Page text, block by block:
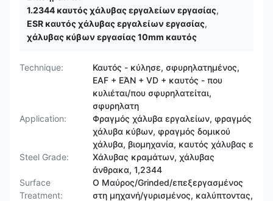
1.2344 καυτός χάλυβας εργαλείων εργασίας,
ESR καυτός χάλυβας εργαλείων εργασίας,
χάλυβας κύβων εργασίας 10mm καυτός
Technique:
Καυτός - κύλησε, σφυρηλατημένος,
EAF + ΕΆΝ + VD + καυτός - που
κυλιέται/που σφυρηλατείται,
σφυρηλατη
Application:
Φραγμός χάλυβα εργαλείων, φραγμός
χάλυβα κύβων, φραγμός δομικού
χάλυβα, βιομηχανία, καυτός χάλυβας ε
Steel Grade:
Χάλυβας κραμάτων, χάλυβας
άνθρακα, 1,2344
Surface
Treatment:
Ο Μαύρος/Grinded/επεξεργασμένος
στη μηχανή/γυρισμένος, καλύπτοντας,